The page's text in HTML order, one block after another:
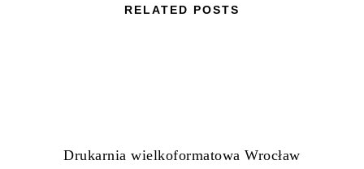
RELATED POSTS
Drukarnia wielkoformatowa Wrocław